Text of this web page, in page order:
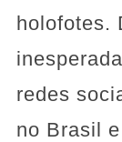
holofotes.
redes
no Brasil